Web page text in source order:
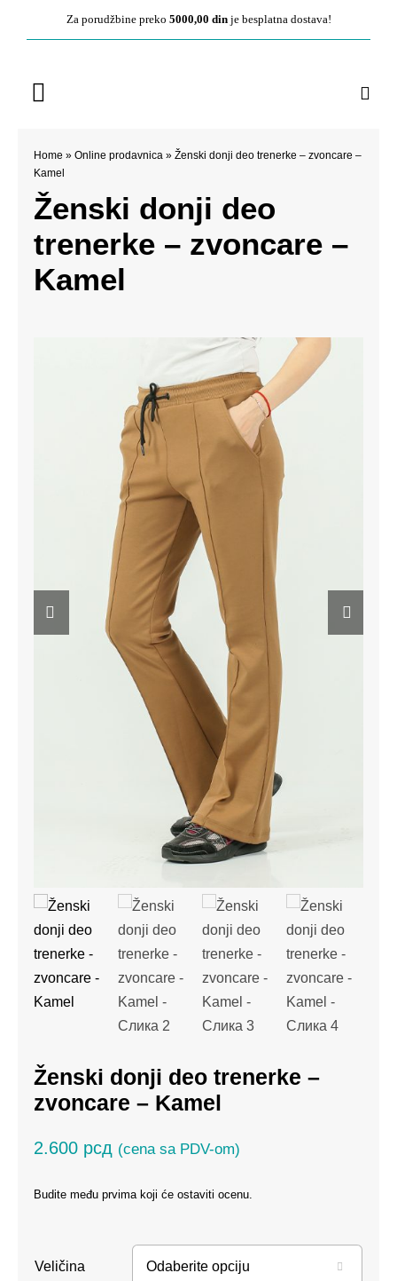
Za porudžbine preko 5000,00 dinje besplatna dostava!
Toggle
Početna
O nama
Ženska kolekcija
Home » Online prodavnica» Ženski donji deo trenerke – zvoncare –
Kamel
Ženski donji deo
trenerke – zvoncare –
Kamel
Ženski donji deo trenerke –
zvoncare – Kamel
2.600 рсд (cena sa PDV-om)
Budite među prvima koji će ostaviti ocenu.
Veličina 